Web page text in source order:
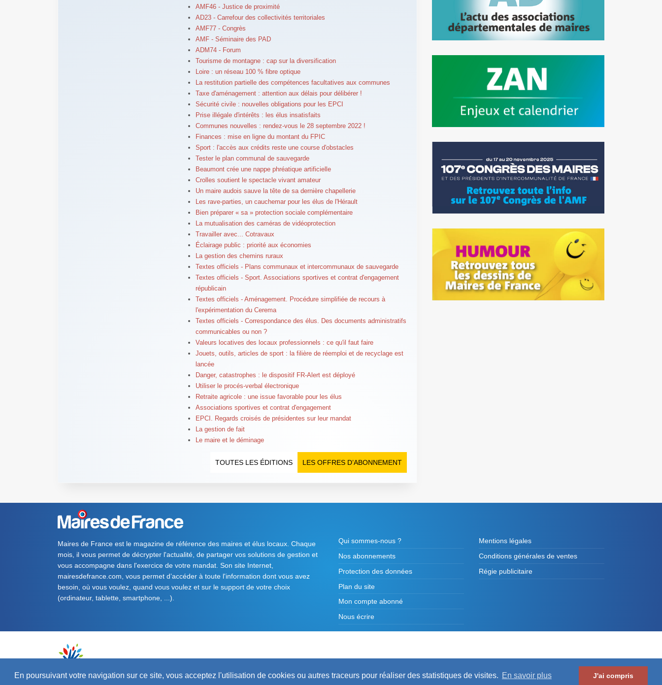
En poursuivant votre navigation sur ce site, vous acceptez l'utilisation de cookies ou autres traceurs pour réaliser des statistiques de visites. En savoir plus J'ai compris
AMF46 - Justice de proximité
AD23 - Carrefour des collectivités territoriales
AMF77 - Congrès
AMF - Séminaire des PAD
ADM74 - Forum
Tourisme de montagne : cap sur la diversification
Loire : un réseau 100 % fibre optique
La restitution partielle des compétences facultatives aux communes
Taxe d'aménagement : attention aux délais pour délibérer !
Sécurité civile : nouvelles obligations pour les EPCI
Prise illégale d'intérêts : les élus insatisfaits
Communes nouvelles : rendez-vous le 28 septembre 2022 !
Finances : mise en ligne du montant du FPIC
Sport : l'accès aux crédits reste une course d'obstacles
Tester le plan communal de sauvegarde
Beaumont crée une nappe phréatique artificielle
Crolles soutient le spectacle vivant amateur
Un maire audois sauve la tête de sa dernière chapellerie
Les rave-parties, un cauchemar pour les élus de l'Hérault
Bien préparer « sa » protection sociale complémentaire
La mutualisation des caméras de vidéoprotection
Travailler avec... Cotravaux
Éclairage public : priorité aux économies
La gestion des chemins ruraux
Textes officiels - Plans communaux et intercommunaux de sauvegarde
Textes officiels - Sport. Associations sportives et contrat d'engagement
républicain
Textes officiels - Aménagement. Procédure simplifiée de recours à
l'expérimentation du Cerema
Textes officiels - Correspondance des élus. Des documents administratifs
communicables ou non ?
Valeurs locatives des locaux professionnels : ce qu'il faut faire
Jouets, outils, articles de sport : la filière de réemploi et de recyclage est
lancée
Danger, catastrophes : le dispositif FR-Alert est déployé
Utiliser le procés-verbal électronique
Retraite agricole : une issue favorable pour les élus
Associations sportives et contrat d'engagement
EPCI. Regards croisés de présidentes sur leur mandat
La gestion de fait
Le maire et le déminage
LES OFFRES D’ABONNEMENT
TOUTES LES ÉDITIONS
Maires de France est le magazine de référence des maires et élus locaux. Chaque
mois, il vous permet de décrypter l'actualité, de partager vos solutions de gestion et
vous accompagne dans l'exercice de votre mandat. Son site Internet,
mairesdefrance.com, vous permet d’accéder à toute l'information dont vous avez
besoin, où vous voulez, quand vous voulez et sur le support de votre choix
(ordinateur, tablette, smartphone, ...).
Qui sommes-nous ?
Nos abonnements
Protection des données
Plan du site
Mon compte abonné
Nous écrire
Mentions légales
Conditions générales de ventes
Régie publicitaire
Maires de France / Association des Maires de France et des Présidents d'Intercommunalité